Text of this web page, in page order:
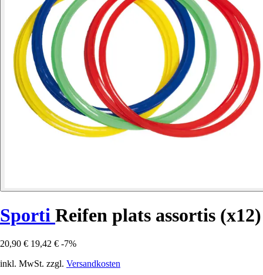
Sporti Reifen plats assortis (x12)
20,90 € 19,42 € -7%
inkl. MwSt. zzgl. Versandkosten